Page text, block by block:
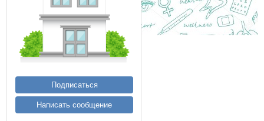
Подписаться
Написать сообщение